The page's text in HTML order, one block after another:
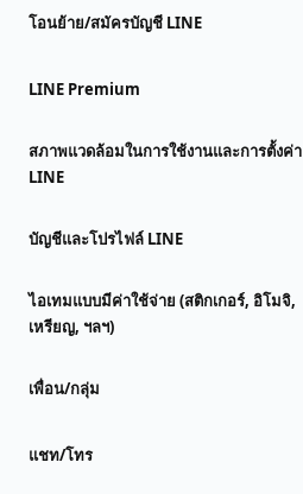
โอนย้าย/สมัครบัญชี LINE
LINE Premium
สภาพแวดล้อมในการใช้งานและการตั้งค่า
LINE
บัญชีและโปรไฟล์ LINE
ไอเทมแบบมีค่าใช้จ่าย (สติกเกอร์, อิโมจิ,
เหรียญ, ฯลฯ)
เพื่อน/กลุ่ม
แชท/โทร